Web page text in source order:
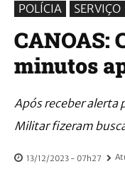
POLÍCIA SERVIÇO
CANOAS:
minutos
Após receber alerta
Militar fizeram
13/12/2023 - 07h27